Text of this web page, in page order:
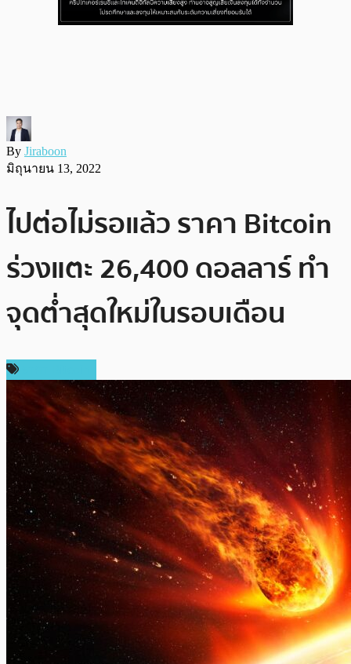
By Jiraboon
มิถุนายน 13, 2022
ไปต่อไม่รอแล้ว ราคา Bitcoin
ร่วงแตะ 26,400 ดอลลาร์ ทำ
จุดต่ำสุดใหม่ในรอบเดือน